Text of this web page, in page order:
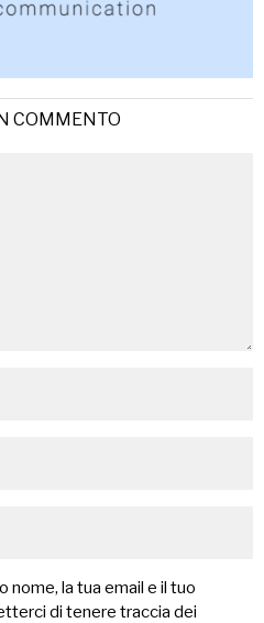
COMMENTO
nome, la tua email e il tuo
di tenere traccia dei